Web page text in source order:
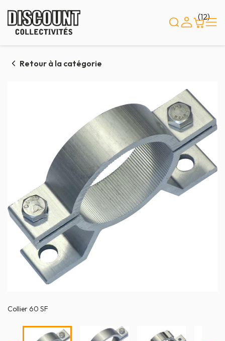
(12)
Retour à la catégorie
Collier 60 SF